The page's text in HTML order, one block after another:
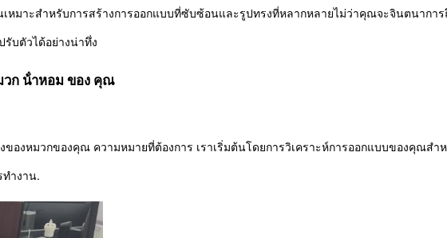
หมาะสําหรับการสร้างการออกแบบที่ซับซ้อนและรูปทรงที่หลากหลายไม่ว่าคุณจะจินตนากา
บตัวได้อย่างน่าทึ่ง
วก น้ําหอม ของ คุณ
งหมวกของคุณ ความหมายที่ต้องการ เราเริ่มต้นโดยการวิเคราะห์การออกแบบของคุณสํา
ทํางาน.